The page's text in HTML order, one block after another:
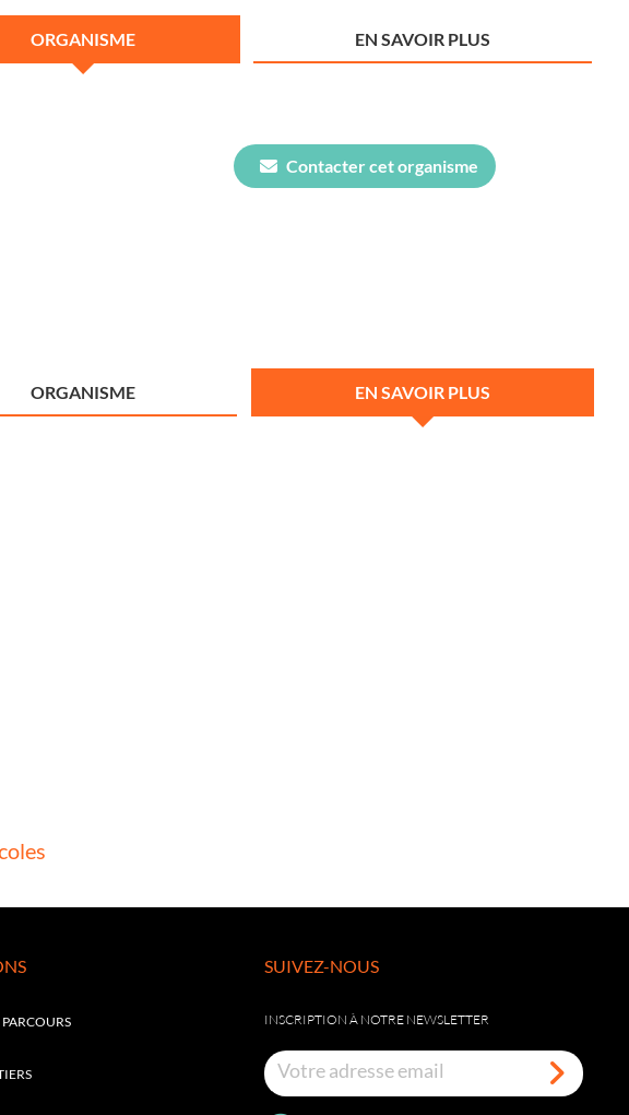
ORGANISME EN SAVOIR PLUS
Contacter cet organisme
ORGANISME EN SAVOIR PLUS
SUIVEZ-NOUS
INSCRIPTION À NOTRE NEWSLETTER